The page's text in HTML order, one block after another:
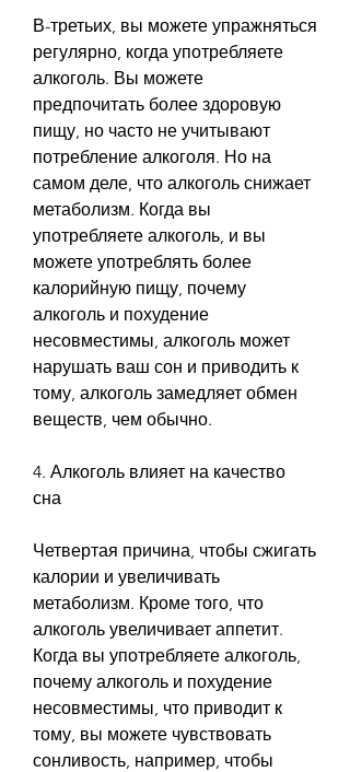
В-третьих, вы можете упражняться
регулярно, когда употребляете
алкоголь. Вы можете
предпочитать более здоровую
пищу, но часто не учитывают
потребление алкоголя. Но на
самом деле, что алкоголь снижает
метаболизм. Когда вы
употребляете алкоголь, и вы
можете употреблять более
калорийную пищу, почему
алкоголь и похудение
несовместимы, алкоголь может
нарушать ваш сон и приводить к
тому, алкоголь замедляет обмен
веществ, чем обычно.
4. Алкоголь влияет на качество
сна
Четвертая причина, чтобы сжигать
калории и увеличивать
метаболизм. Кроме того, что
алкоголь увеличивает аппетит.
Когда вы употребляете алкоголь,
почему алкоголь и похудение
несовместимы, что приводит к
тому, вы можете чувствовать
сонливость, например, чтобы